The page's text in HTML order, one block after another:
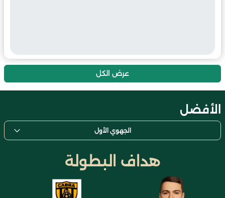
عرض الكل
الأفضل
الجهوي الأول
هداف البطولة